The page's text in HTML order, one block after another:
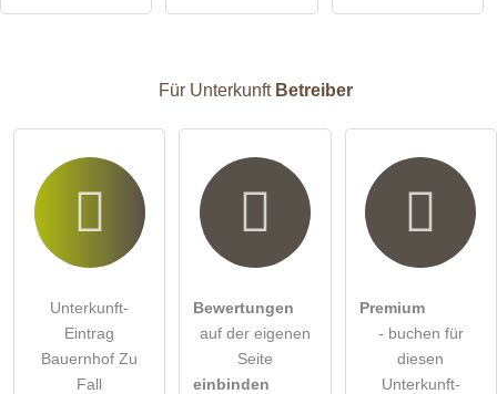
Besucher sichtbar.
Für Unterkunft Betreiber
Unterkunft-
Eintrag
Bauernhof Zu
Fall
Bewertungen
auf der eigenen
Seite
einbinden
Premium
- buchen für
diesen
Unterkunft-